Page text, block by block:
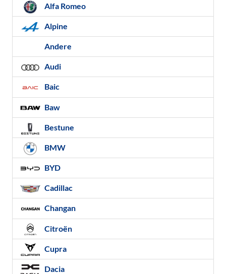
Alfa Romeo
Alpine
Andere
Audi
Baic
Baw
Bestune
BMW
BYD
Cadillac
Changan
Citroën
Cupra
Dacia